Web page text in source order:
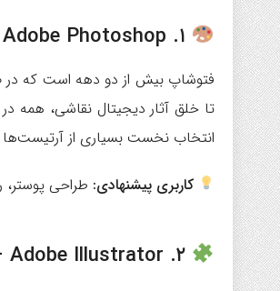
۱. Adobe Photoshop – استاد بی‌چون‌وچرای ویرایش تصویر
فتوشاپ بیش از دو دهه است که در
تا خلق آثار دیجیتال نقاشی، همه در
انتخاب نخست بسیاری از
کاربری پیشنهادی: طراحی
۲. Adobe Illustrator – دنیای بردارها و طراحی بی‌مرز